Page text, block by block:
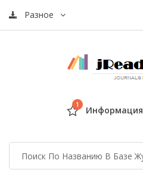
Разное
1 Информация